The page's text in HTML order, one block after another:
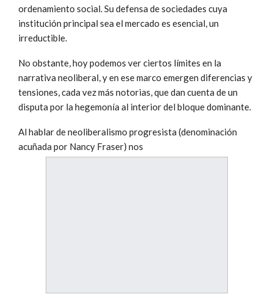
ordenamiento social. Su defensa de sociedades cuya
institución principal sea el mercado es esencial, un
irreductible.
No obstante, hoy podemos ver ciertos límites en la
narrativa neoliberal, y en ese marco emergen diferencias y
tensiones, cada vez más notorias, que dan cuenta de un
disputa por la hegemonía al interior del bloque dominante.
Al hablar de neoliberalismo progresista (denominación
acuñada por Nancy Fraser) nos